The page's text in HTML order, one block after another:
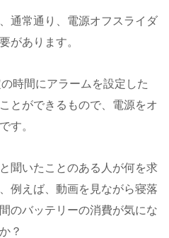
通常通り、電源オフスライダ
があります。
時間にアラームを設定した
とができるもので、電源をオ
す。
聞いたことのある人が何を求
例えば、動画を見ながら寝落
のバッテリーの消費が気にな
？